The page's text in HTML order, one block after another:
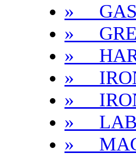
»
»
»
»
»
»
»